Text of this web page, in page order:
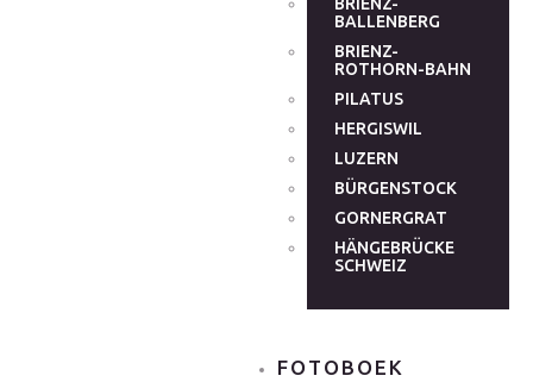
BALLENBERG
BRIENZ-
ROTHORN-BAHN
PILATUS
HERGISWIL
LUZERN
BÜRGENSTOCK
GORNERGRAT
HÄNGEBRÜCKE
SCHWEIZ
FOTOBOEK